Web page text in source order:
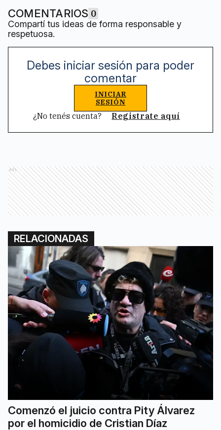
COMENTARIOS 0
Compartí tus ideas de forma responsable y
respetuosa.
Debes iniciar sesión para poder
comentar
INICIAR
SESIÓN
¿No tenés cuenta? Registrate aquí
Ads
RELACIONADAS
Comenzó el juicio contra Pity Álvarez
por el homicidio de Cristian Díaz